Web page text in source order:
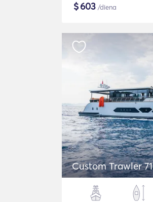
$603 /diena
Custom Trawler 71